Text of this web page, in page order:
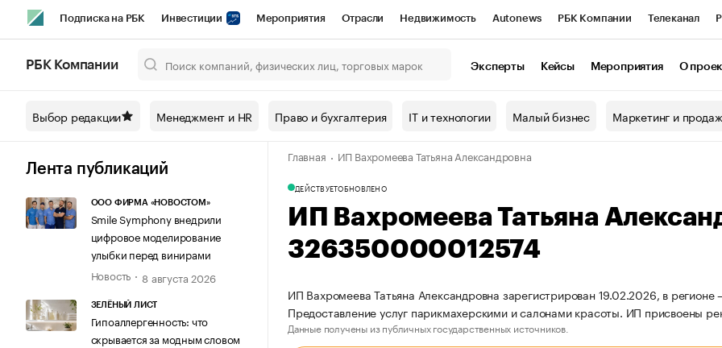
Подписка на РБК Инвестиции Мероприятия Отрасли Недвижимость Autonews РБК Компании Телеканал
Спецпроекты СПб Конференции СПб Спецпроекты Проверка контрагентов
Технологии и медиа Рынок наличной валюты
РБК Компании Эксперты Кейсы Мероприятия О
Выбор редакции Менеджмент и HR Право и бухгалтерия IT и технологии Малый бизнес Маркетинг и
Лента публикаций
ООО ФИРМА «НОВОСТОМ»
Smile Symphony внедрили
цифровое моделирование
улыбки перед винирами
Новость
8 августа 2026
ЗЕЛЁНЫЙ ЛИСТ
Гипоаллергенность: что
скрывается за модным словом
Главная ИП Вахромеева Татьяна Александровна
ДЕЙСТВУЕТОБНОВЛЕНО
ИП Вахромеева Татьяна
326350000012574
ИП Вахромеева Татьяна Александровна зарегистрирован 19.02.2026, в
Предоставление услуг парикмахерскими и салонами красоты. ИП
Данные получены из публичных государственных источников.